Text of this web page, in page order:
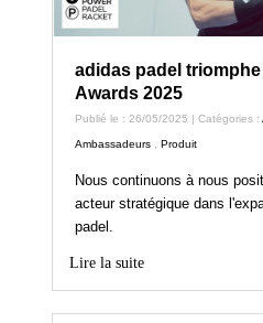
adidas padel triomphe
Awards 2025
Publié le : 26/05/2025 | Catégories :
Ambassadeurs ,Produit
Nous continuons à nous
acteur stratégique dans
padel.
Lire la suite